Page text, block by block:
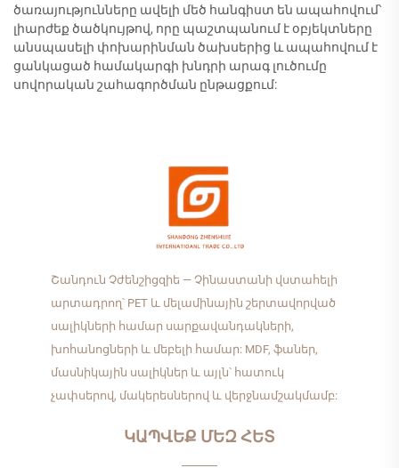
ծառայությունները ավելի մեծ հանգիստ են ապահովում՝
լիարժեք ծածկույթով, որը պաշտպանում է օբյեկտները
անսպասելի փոխարինման ծախսերից և ապահովում է
ցանկացած համակարգի խնդրի արագ լուծումը
սովորական շահագործման ընթացքում:
Շանդուն Չժենշիցզիե — Չինաստանի վստահելի
արտադրող՝ PET և մելամինային շերտավորված
սալիկների համար սարքավանդակների,
խոհանոցների և մեբելի համար: MDF, ֆաներ,
մասնիկային սալիկներ և այլն՝ հատուկ
չափսերով, մակերեսներով և վերջնամշակմամբ:
ԿԱՊՎԵՔ ՄԵԶ ՀԵՏ